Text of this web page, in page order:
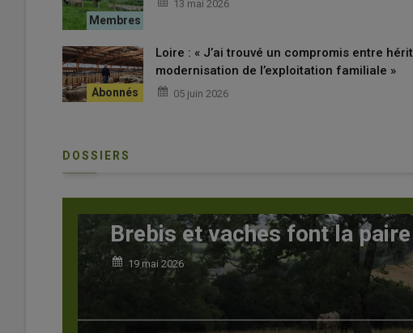
13 mai 2026
Loire : « J’ai trouvé un compromis entre
modernisation de l’exploitation familiale »
05 juin 2026
DOSSIERS
Des laines
16 mars 2026